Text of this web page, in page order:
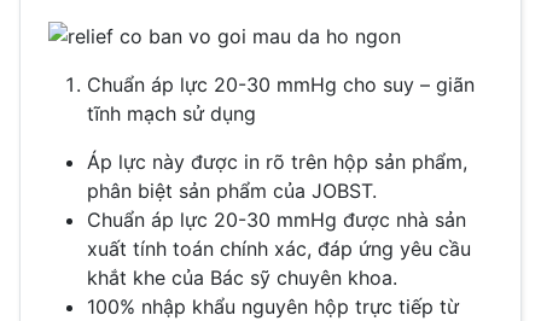
Chuẩn áp lực 20-30 mmHg cho suy – giãn
tĩnh mạch sử dụng
Áp lực này được in rõ trên hộp sản phẩm,
phân biệt sản phẩm của JOBST.
Chuẩn áp lực 20-30 mmHg được nhà sản
xuất tính toán chính xác, đáp ứng yêu cầu
khắt khe của Bác sỹ chuyên khoa.
100% nhập khẩu nguyên hộp trực tiếp từ